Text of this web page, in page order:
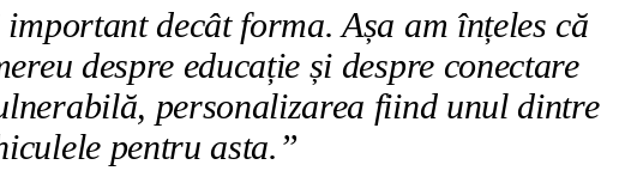
decât forma. Așa am înțeles că
despre educație și despre conectare
personalizarea fiind unul dintre
pentru asta.”